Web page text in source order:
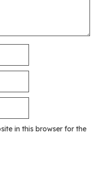
in this browser for the